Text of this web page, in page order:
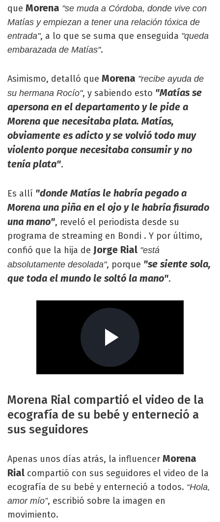
que Morena "se muda a Córdoba, donde vive con
Matías y empiezan a tener una relación tóxica de
entrada", a lo que se suma que enseguida "queda
embarazada de Matías".
Asimismo, detalló que Morena "recibe ayuda de
su hermana Rocío", y sabiendo esto "Matías se
apersona en el departamento y le pide a
Morena que necesitaba plata. Matías,
obviamente es adicto y se volvió todo muy
violento porque necesitaba consumir y no
tenía plata".
Es allí "donde Matías le habría pegado a
Morena una piña en el ojo y le habría fisurado
una mano", reveló el periodista desde su
programa de streaming en Bondi . Y por último,
confió que la hija de Jorge Rial "está
absolutamente desolada", porque "se siente sola,
que toda el mundo le soltó la mano".
Morena Rial compartió el video de la
ecografía de su bebé y enterneció a
sus seguidores
Apenas unos días atrás, la influencer Morena
Rial compartió con sus seguidores el video de la
ecografía de su bebé y enterneció a todos. “Hola,
amor mío”, escribió sobre la imagen en
movimiento.